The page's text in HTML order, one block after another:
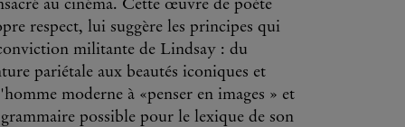
au cinéma. Cette œuvre de poète
respect, lui suggère les principes qui
militante de Lindsay : du
pariétale aux beautés iconiques et
moderne à «penser en images » et
possible pour le lexique de son